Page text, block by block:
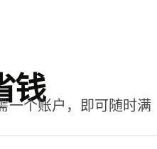
钱
一个账户，即可随时满